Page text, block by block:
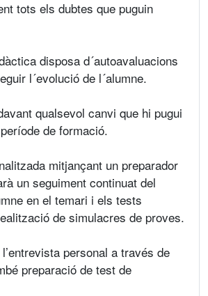
tots els dubtes que puguin
disposa d´autoavaluacions
l´evolució de l´alumne.
qualsevol canvi que hi pugui
de formació.
mitjançant un preparador
un seguiment continuat del
en el temari i els tests
de simulacres de proves.
personal a través de
preparació de test de